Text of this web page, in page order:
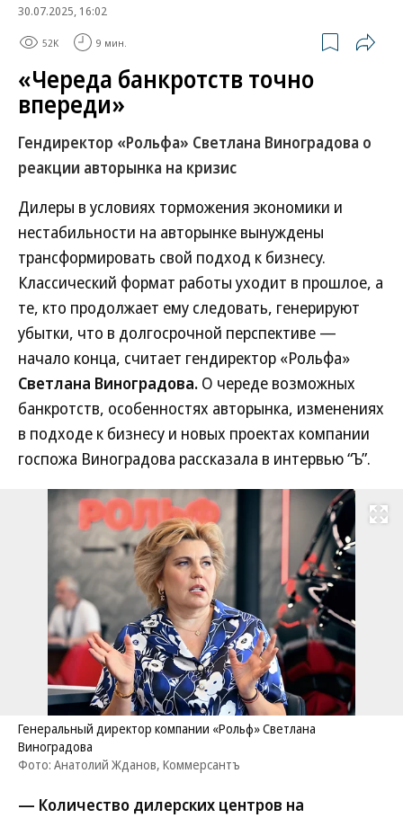
30.07.2025, 16:02
52K 9 мин.
«Череда банкротств точно
впереди»
Гендиректор «Рольфа» Светлана Виноградова о
реакции авторынка на кризис
Дилеры в условиях торможения экономики и
нестабильности на авторынке вынуждены
трансформировать свой подход к бизнесу.
Классический формат работы уходит в прошлое, а
те, кто продолжает ему следовать, генерируют
убытки, что в долгосрочной перспективе —
начало конца, считает гендиректор «Рольфа»
Светлана Виноградова. О череде возможных
банкротств, особенностях авторынка, изменениях
в подходе к бизнесу и новых проектах компании
госпожа Виноградова рассказала в интервью “Ъ”.
Развернуть
Генеральный директор компании «Рольф» Светлана
Виноградова
Фото: Анатолий Жданов, Коммерсантъ
— Количество дилерских центров на